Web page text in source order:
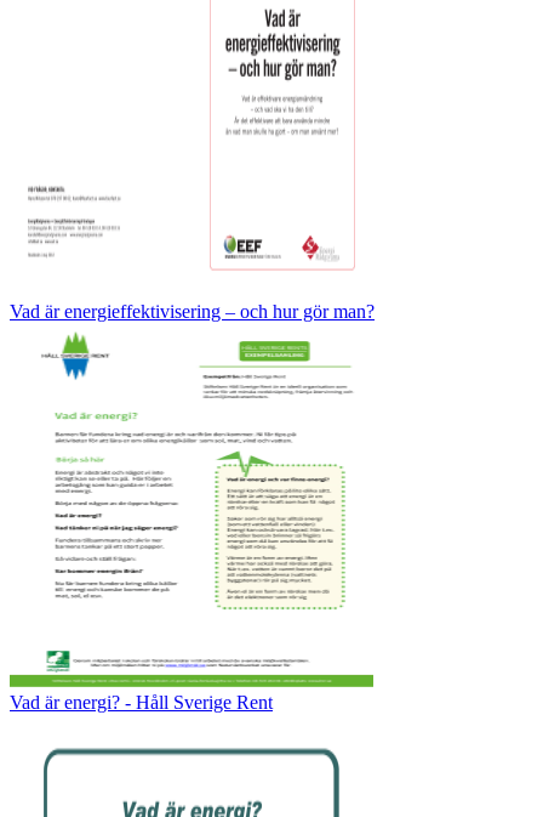
Vad är energieffektivisering – och hur gör man?
Vad är energi? - Håll Sverige Rent